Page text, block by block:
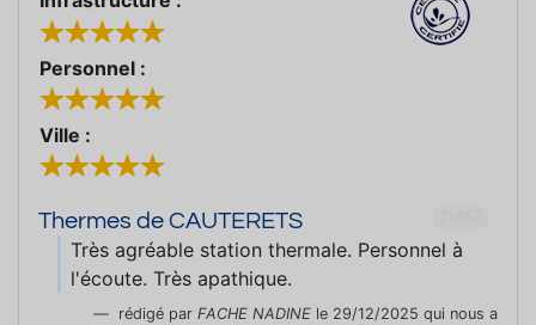
Personnel :
Ville :
Thermes de CAUTERETS
Très agréable station thermale. Personnel à
l'écoute. Très apathique.
rédigé par FACHE NADINE le 29/12/2025 qui nous a